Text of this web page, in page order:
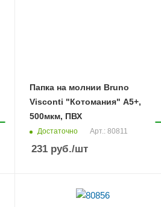
Папка на молнии Bruno
Visconti "Котомания" А5+,
500мкм, ПВХ
Достаточно Арт.: 80811
231руб./шт